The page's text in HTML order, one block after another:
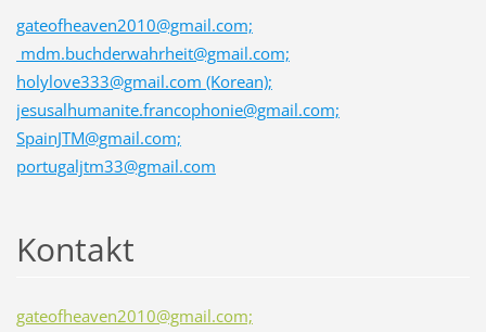
gateofheaven2010@gmail.com;
mdm.buchderwahrheit@gmail.com;
holylove333@gmail.com (Korean);
jesusalhumanite.francophonie@gmail.com;
SpainJTM@gmail.com;
portugaljtm33@gmail.com
Kontakt
gateofheaven2010@gmail.com;